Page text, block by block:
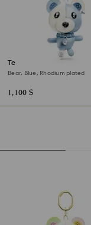
Teddy bag charm
Bear, Blue, Rhodium plated
1,100 $